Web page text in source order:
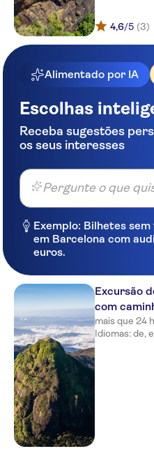
4,6/5 (3)
Alimentado por IA
Escolhas
Receba sugestões
os seus interesses
Pergunte o que
Exemplo: Bilhetes
em Barcelona com
euros.
Excursão
com
mais que 24
Idiomas: de,